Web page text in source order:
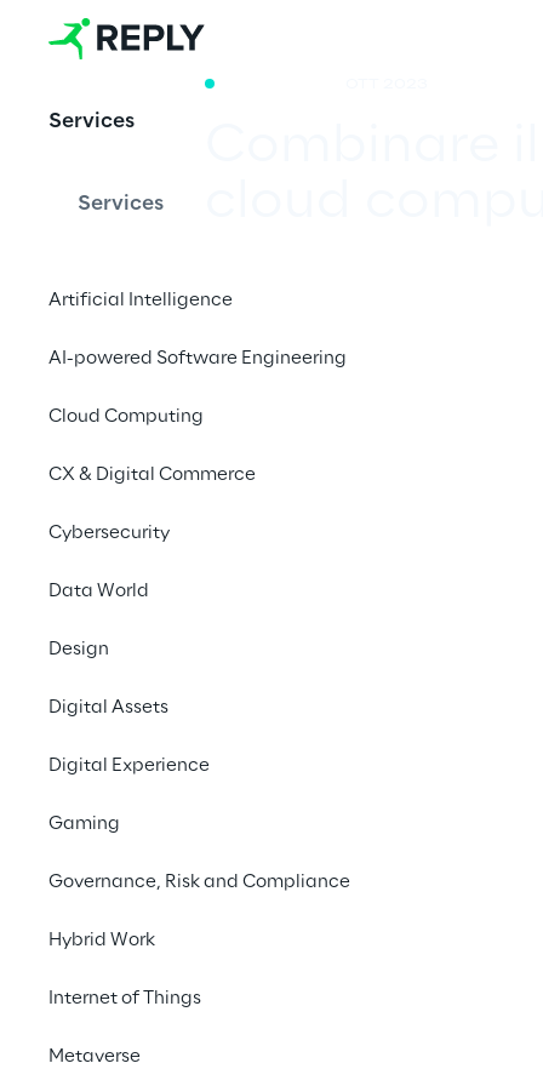
Services
Services
Artificial Intelligence
AI-powered Software Engineering
Cloud Computing
CX & Digital Commerce
Cybersecurity
Data World
Design
Digital Assets
Digital Experience
Gaming
Governance, Risk and Compliance
Hybrid Work
Internet of Things
Metaverse
Combinare
scalabilità e